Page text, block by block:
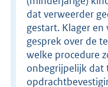
dat verweerder
gestart. Klager
gesprek over de
welke procedure
onbegrijpelijk dat